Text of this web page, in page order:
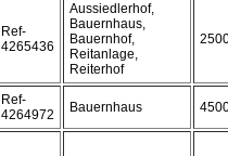
Ref-
4265436
Aussiedlerhof,
Bauernhaus,
Bauernhof,
Reitanlage,
Reiterhof
Ref-
4264972
Bauernhaus